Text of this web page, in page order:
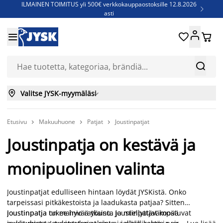
ILMAINEN TOIMITUS yli 500€ verkkokauppaostoksille 12.8.2026
asti

Jenkkisänkyjä - Säästä jopa 60%


 
 Valitse JYSK-myymäläsi
Etusivu  Makuuhuone  Patjat  Joustinpatjat
Joustinpatja on kestävä ja
monipuolinen valinta
Joustinpatjat edulliseen hintaan löydät JYSKistä. Onko
tarpeissasi pitkäkestoista ja laadukasta patjaa? Sitten
joustinpatja on mainio ratkaisu. Joustinpatjatkoostuvat
Joustinpatja tukee hyvää yöunta ja miellyttävämpää